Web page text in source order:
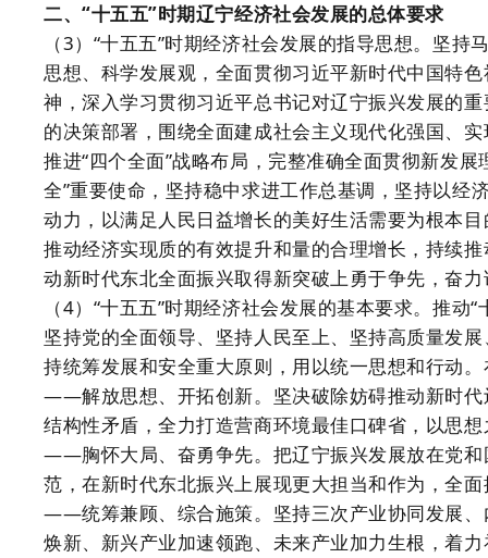
二、“十五五”时期辽宁经济社会发展的总体要求
（3）“十五五”时期经济社会发展的指导思想。坚
思想、科学发展观，全面贯彻习近平新时代中国特
神，深入学习贯彻习近平总书记对辽宁振兴发展的
的决策部署，围绕全面建成社会主义现代化强国、
推进“四个全面”战略布局，完整准确全面贯彻新发
全”重要使命，坚持稳中求进工作总基调，坚持以经
动力，以满足人民日益增长的美好生活需要为根本
推动经济实现质的有效提升和量的合理增长，持续
动新时代东北全面振兴取得新突破上勇于争先，奋
（4）“十五五”时期经济社会发展的基本要求。推
坚持党的全面领导、坚持人民至上、坚持高质量发
持统筹发展和安全重大原则，用以统一思想和行动
——解放思想、开拓创新。坚决破除妨碍推动新时
结构性矛盾，全力打造营商环境最佳口碑省，以思
——胸怀大局、奋勇争先。把辽宁振兴发展放在党
范，在新时代东北振兴上展现更大担当和作为，全
——统筹兼顾、综合施策。坚持三次产业协同发展
焕新、新兴产业加速领跑、未来产业加力生根，着